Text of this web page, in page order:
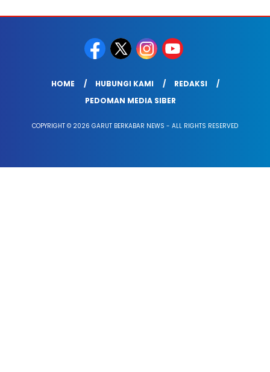
HOME HUBUNGI KAMI
REDAKSI
PEDOMAN MEDIA SIBER
COPYRIGHT © 2026 GARUT BERKABAR NEWS - ALL RIGHTS RESERVED